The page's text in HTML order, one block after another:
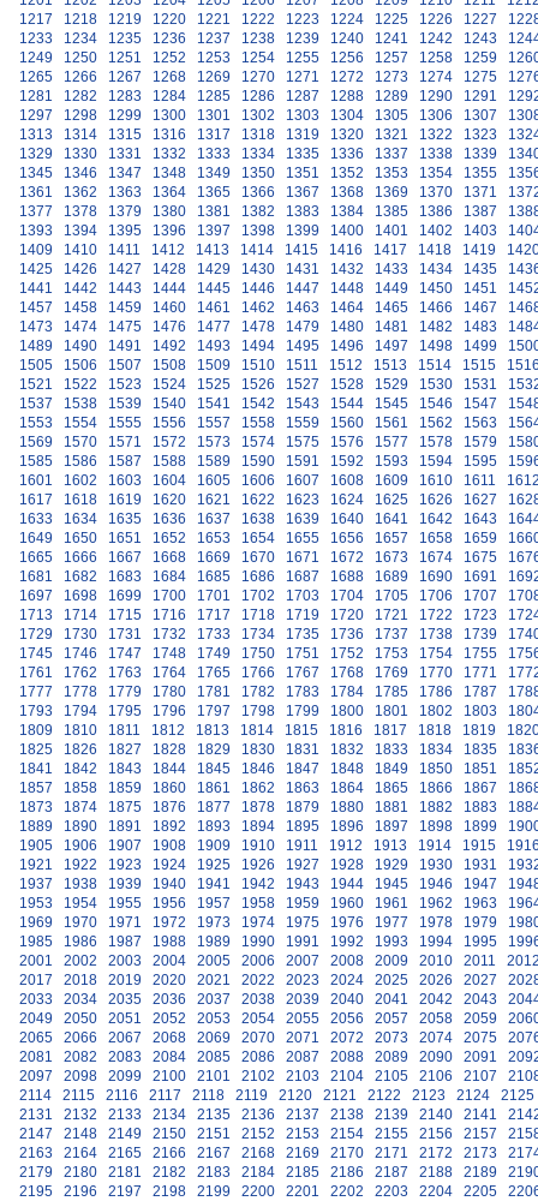
1217
1218 1219 1220 1221 1222 1223 1224 1225 1226 1227
1233
1234 1235 1236 1237 1238 1239 1240 1241 1242 1243
1249
1250 1251 1252 1253 1254 1255 1256 1257 1258 1259
1265
1266 1267 1268 1269 1270 1271 1272 1273 1274 1275
1281
1282 1283 1284 1285 1286 1287 1288 1289 1290 1291
1297
1298 1299 1300 1301 1302 1303 1304 1305 1306 1307
1313
1314 1315 1316 1317 1318 1319 1320 1321 1322 1323
1329
1330 1331 1332 1333 1334 1335 1336 1337 1338 1339
1345
1346 1347 1348 1349 1350 1351 1352 1353 1354 1355
1361
1362 1363 1364 1365 1366 1367 1368 1369 1370 1371
1377
1378 1379 1380 1381 1382 1383 1384 1385 1386 1387
1393
1394 1395 1396 1397 1398 1399 1400 1401 1402 1403
1409
1410 1411 1412 1413 1414 1415 1416 1417 1418 1419
1425
1426 1427 1428 1429 1430 1431 1432 1433 1434 1435
1441
1442 1443 1444 1445 1446 1447 1448 1449 1450 1451
1457
1458 1459 1460 1461 1462 1463 1464 1465 1466 1467
1473
1474 1475 1476 1477 1478 1479 1480 1481 1482 1483
1489
1490 1491 1492 1493 1494 1495 1496 1497 1498 1499
1505
1506 1507 1508 1509 1510 1511 1512 1513 1514 1515
1521
1522 1523 1524 1525 1526 1527 1528 1529 1530 1531
1537
1538 1539 1540 1541 1542 1543 1544 1545 1546 1547
1553
1554 1555 1556 1557 1558 1559 1560 1561 1562 1563
1569
1570 1571 1572 1573 1574 1575 1576 1577 1578 1579
1585
1586 1587 1588 1589 1590 1591 1592 1593 1594 1595
1601
1602 1603 1604 1605 1606 1607 1608 1609 1610 1611
1617
1618 1619 1620 1621 1622 1623 1624 1625 1626 1627
1633
1634 1635 1636 1637 1638 1639 1640 1641 1642 1643
1649
1650 1651 1652 1653 1654 1655 1656 1657 1658 1659
1665
1666 1667 1668 1669 1670 1671 1672 1673 1674 1675
1681
1682 1683 1684 1685 1686 1687 1688 1689 1690 1691
1697
1698 1699 1700 1701 1702 1703 1704 1705 1706 1707
1713
1714 1715 1716 1717 1718 1719 1720 1721 1722 1723
1729
1730 1731 1732 1733 1734 1735 1736 1737 1738 1739
1745
1746 1747 1748 1749 1750 1751 1752 1753 1754 1755
1761
1762 1763 1764 1765 1766 1767 1768 1769 1770 1771
1777
1778 1779 1780 1781 1782 1783 1784 1785 1786 1787
1793
1794 1795 1796 1797 1798 1799 1800 1801 1802 1803
1809
1810 1811 1812 1813 1814 1815 1816 1817 1818 1819
1825
1826 1827 1828 1829 1830 1831 1832 1833 1834 1835
1841
1842 1843 1844 1845 1846 1847 1848 1849 1850 1851
1857
1858 1859 1860 1861 1862 1863 1864 1865 1866 1867
1873
1874 1875 1876 1877 1878 1879 1880 1881 1882 1883
1889
1890 1891 1892 1893 1894 1895 1896 1897 1898 1899
1905
1906 1907 1908 1909 1910 1911 1912 1913 1914 1915
1921
1922 1923 1924 1925 1926 1927 1928 1929 1930 1931
1937
1938 1939 1940 1941 1942 1943 1944 1945 1946 1947
1953
1954 1955 1956 1957 1958 1959 1960 1961 1962 1963
1969
1970 1971 1972 1973 1974 1975 1976 1977 1978 1979
1985
1986 1987 1988 1989 1990 1991 1992 1993 1994 1995
2001
2002 2003 2004 2005 2006 2007 2008 2009 2010 2011
2017
2018 2019 2020 2021 2022 2023 2024 2025 2026 2027
2033
2034 2035 2036 2037 2038 2039 2040 2041 2042 2043
2049
2050 2051 2052 2053 2054 2055 2056 2057 2058 2059
2065
2066 2067 2068 2069 2070 2071 2072 2073 2074 2075
2081
2082 2083 2084 2085 2086 2087 2088 2089 2090 2091
2097
2098 2099 2100 2101 2102 2103 2104 2105 2106 2107
2114
2115 2116 2117 2118 2119 2120 2121 2122 2123 2124
2125
2131
2132 2133 2134 2135 2136 2137 2138 2139 2140 2141
2147
2148 2149 2150 2151 2152 2153 2154 2155 2156 2157
2163
2164 2165 2166 2167 2168 2169 2170 2171 2172 2173
2179
2180 2181 2182 2183 2184 2185 2186 2187 2188 2189
2195
2196 2197 2198 2199 2200 2201 2202 2203 2204 2205